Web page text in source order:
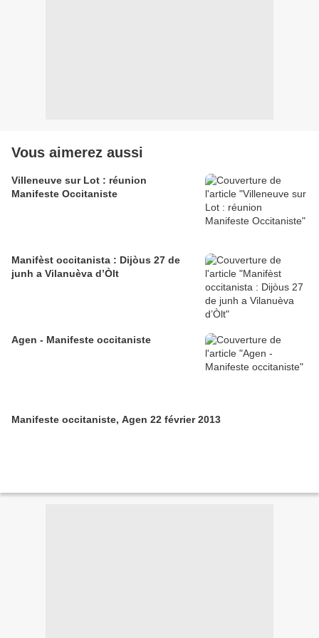
Vous aimerez aussi
Villeneuve sur Lot : réunion
Manifeste Occitaniste
Manifèst occitanista : Dijòus 27 de
junh a Vilanuèva d’Òlt
Agen - Manifeste occitaniste
Manifeste occitaniste, Agen 22 février 2013